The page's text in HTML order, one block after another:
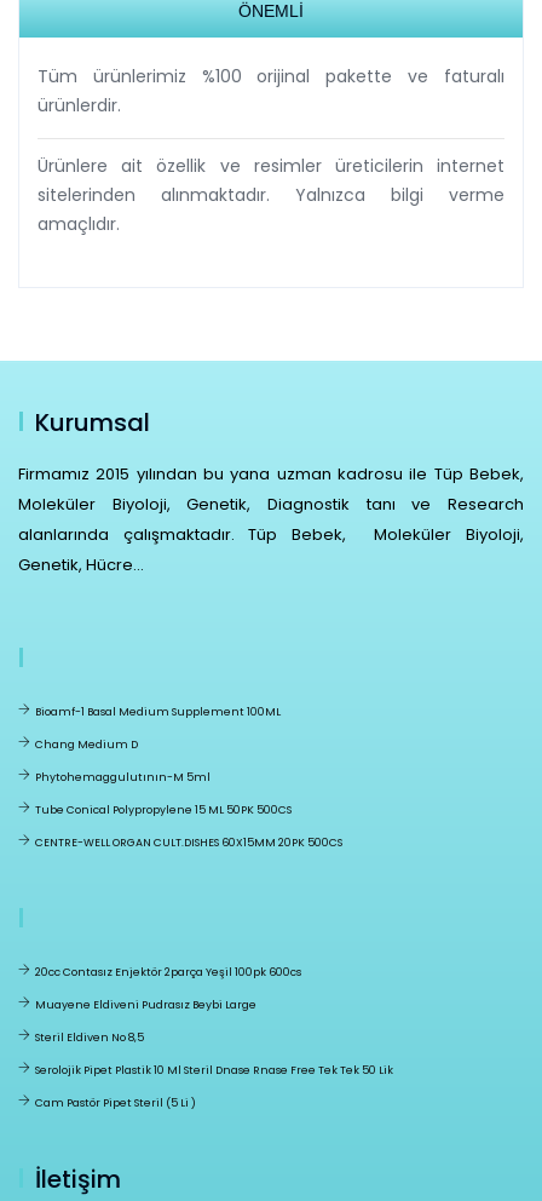
ÖNEMLİ
Tüm ürünlerimiz %100 orijinal pakette ve faturalı
ürünlerdir.
Ürünlere ait özellik ve resimler üreticilerin internet
sitelerinden alınmaktadır. Yalnızca bilgi verme
amaçlıdır.
Kurumsal
Firmamız 2015 yılından bu yana uzman kadrosu ile Tüp Bebek,
Moleküler Biyoloji, Genetik, Diagnostik tanı ve Research
alanlarında çalışmaktadır. Tüp Bebek, Moleküler Biyoloji,
Genetik, Hücre...
Bioamf-1 Basal Medium Supplement 100ML
Chang Medium D
Phytohemaggulutının-M 5ml
Tube Conical Polypropylene 15 ML 50PK 500CS
CENTRE-WELL ORGAN CULT.DISHES 60X15MM 20PK 500CS
20cc Contasız Enjektör 2parça Yeşil 100pk 600cs
Muayene Eldiveni Pudrasız Beybi Large
Steril Eldiven No 8,5
Serolojik Pipet Plastik 10 Ml Steril Dnase Rnase Free Tek Tek 50 Lik
Cam Pastör Pipet Steril (5 Li )
İletişim